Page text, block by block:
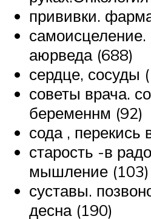
прививки.
аюрведа (688)
сердце, сосуды
советы врача.
беременнм (92)
сода , перекись
старость -в
мышление (103)
суставы.
десна (190)